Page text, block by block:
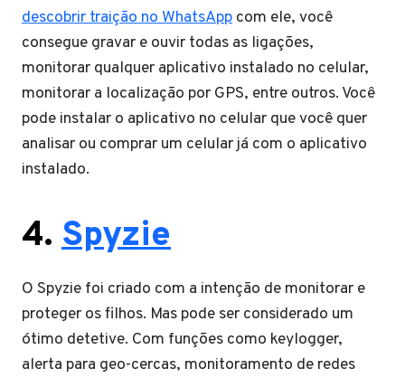
descobrir traição no WhatsApp com ele, você
consegue gravar e ouvir todas as ligações,
monitorar qualquer aplicativo instalado no celular,
monitorar a localização por GPS, entre outros. Você
pode instalar o aplicativo no celular que você quer
analisar ou comprar um celular já com o aplicativo
instalado.
4. Spyzie
O Spyzie foi criado com a intenção de monitorar e
proteger os filhos. Mas pode ser considerado um
ótimo detetive. Com funções como keylogger,
alerta para geo-cercas, monitoramento de redes